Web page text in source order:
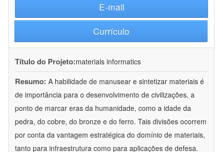
E-mail
Currículo
Título do Projeto:materials informatics
Resumo: A habilidade de manusear e sintetizar materiais é
de importância para o desenvolvimento de civilizações, a
ponto de marcar eras da humanidade, como a idade da
pedra, do cobre, do bronze e do ferro. Tais divisões ocorrem
por conta da vantagem estratégica do domínio de materiais,
tanto para infraestrutura como para aplicações de defesa.